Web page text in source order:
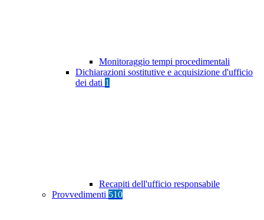
Monitoraggio tempi procedimentali
Dichiarazioni sostitutive e acquisizione d'ufficio
dei dati 1
Recapiti dell'ufficio responsabile
Provvedimenti 510